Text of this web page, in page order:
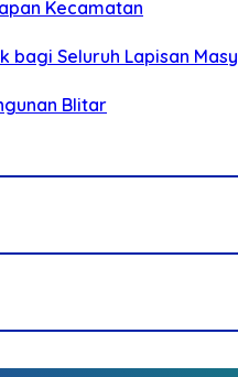
Kecamatan
bagi Seluruh Lapisan
Blitar